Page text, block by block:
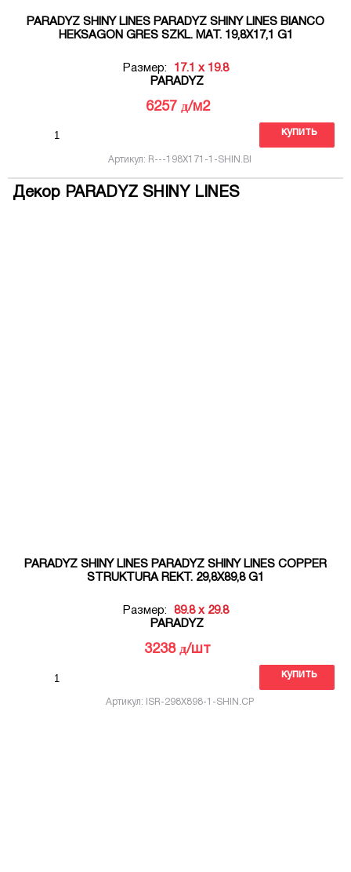
PARADYZ SHINY LINES PARADYZ SHINY LINES BIANCO
HEKSAGON GRES SZKL. MAT. 19,8X17,1 G1
Размер:
17.1 x 19.8
PARADYZ
6257 д/м2
купить
Артикул: R---198X171-1-SHIN.BI
Декор PARADYZ SHINY LINES
PARADYZ SHINY LINES PARADYZ SHINY LINES COPPER
STRUKTURA REKT. 29,8X89,8 G1
Размер:
89.8 x 29.8
PARADYZ
3238 д/шт
купить
Артикул: ISR-298X898-1-SHIN.CP